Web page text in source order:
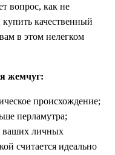
вопрос, как не
купить качественный
в этом нелегком
жемчуг:
происхождение;
перламутра;
ваших личных
считается идеально